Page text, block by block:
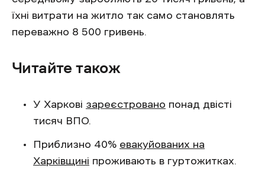
їхні витрати на житло так само становлять
переважно 8 500 гривень.
Читайте також
У Харкові зареєстровано понад двісті
тисяч ВПО.
Приблизно 40% евакуйованих на
Харківщині проживають в гуртожитках.